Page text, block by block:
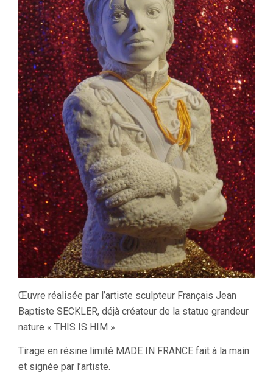
Œuvre réalisée par l’artiste sculpteur Français Jean
Baptiste SECKLER, déjà créateur de la statue grandeur
nature « THIS IS HIM ».
Tirage en résine limité MADE IN FRANCE fait à la main
et signée par l’artiste.